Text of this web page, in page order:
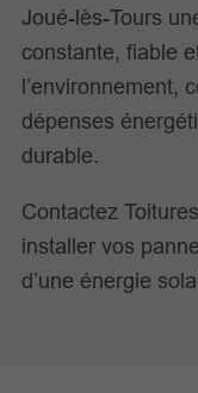
Joué-lès-Tours
constante, fiable
l’environnement,
dépenses
durable.
Contactez
installer vos
d’une énergie